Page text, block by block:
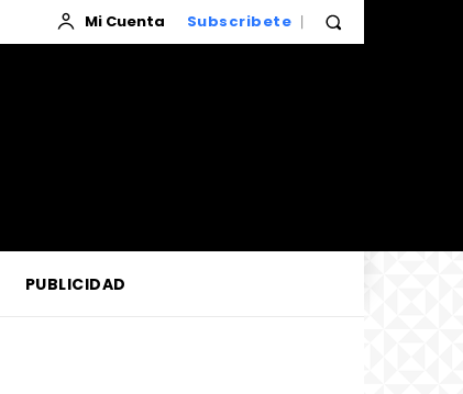
Mi Cuenta Subscribete
PUBLICIDAD